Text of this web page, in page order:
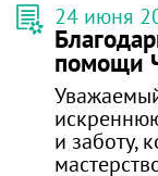
24 июня
помощи
и заботу,